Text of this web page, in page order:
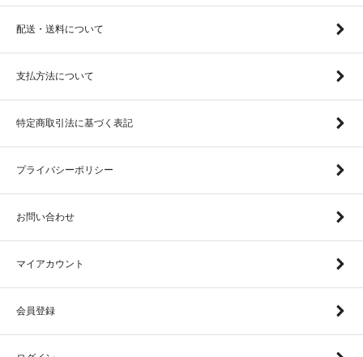
配送・送料について
支払方法について
特定商取引法に基づく表記
プライバシーポリシー
お問い合わせ
マイアカウント
会員登録